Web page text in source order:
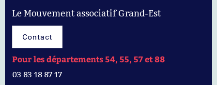
Le Mouvement associatif Grand-Est
Contact
Pour les départements 54, 55, 57 et 88
03 83 18 87 17